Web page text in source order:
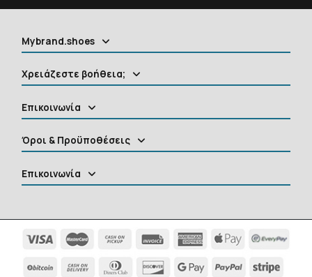
Mybrand.shoes
Χρειάζεστε βοήθεια;
Επικοινωνία
Όροι & Προϋποθέσεις
Επικοινωνία